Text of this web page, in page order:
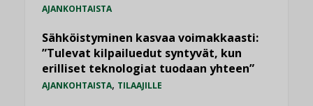
AJANKOHTAISTA
Sähköistyminen kasvaa voimakkaasti:
”Tulevat kilpailuedut syntyvät, kun
erilliset teknologiat tuodaan yhteen”
AJANKOHTAISTA, TILAAJILLE